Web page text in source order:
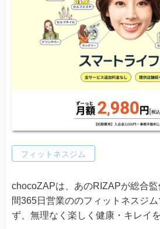
フィットネスジム
chocoZAPは、あのRIZAPが総合
間365日営業ののフィットネスジ
ず、無理なく楽しく健康・キレイ